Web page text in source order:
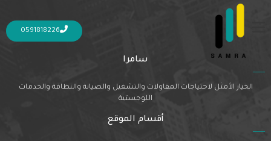
0591818226
Nothing Found
It seems we can’t find what you’re looking for. Perhaps searching can help.
سامرا
الخيار الأمثل لاحتياجات المقاولات والتشغيل والصيانة والنظافة والخدمات
اللوجستية
أقسام الموقع